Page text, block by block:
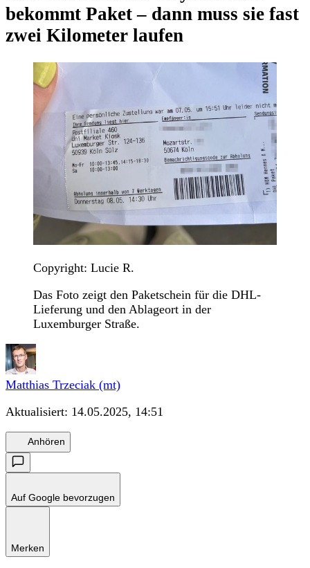
bekommt Paket – dann muss sie fast
zwei Kilometer laufen
Copyright: Lucie R.
Das Foto zeigt den Paketschein für die DHL-
Lieferung und den Ablageort in der
Luxemburger Straße.
Matthias Trzeciak (mt)
Aktualisiert: 14.05.2025, 14:51
Anhören
Auf Google bevorzugen
Merken